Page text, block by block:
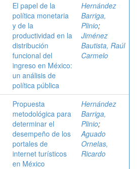
El papel de la
política monetaria
y de la
productividad en la
distribución
funcional del
ingreso en México:
un análisis de
política pública
Hernández
Barriga,
Plinio;
Jiménez
Bautista, Raúl
Carmelo
Propuesta
metodológica para
determinar el
desempeño de los
portales de
internet turísticos
en México
Hernández
Barriga,
Plinio;
Aguado
Ornelas,
Ricardo